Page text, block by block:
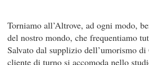
Torniamo all’Altrove, ad ogni modo,
del nostro mondo, che frequentiamo
Salvato dal supplizio dell’umorismo
cliente di turno si accomoda nello